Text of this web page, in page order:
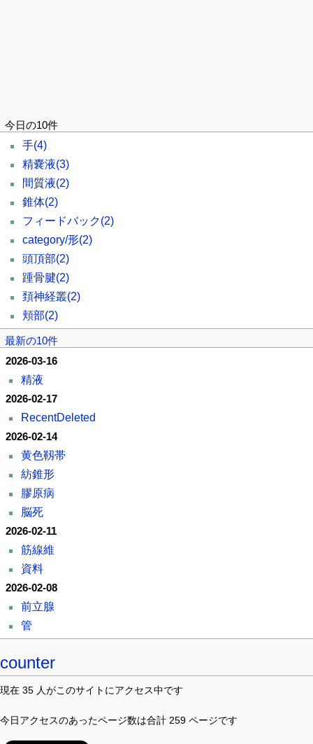
今日の10件
手(4)
精嚢液(3)
間質液(2)
錐体(2)
フィードバック(2)
category/形(2)
頭頂部(2)
踵骨腱(2)
頚神経叢(2)
頬部(2)
最新の10件
2026-03-16
精液
2026-02-17
RecentDeleted
2026-02-14
黄色靱帯
紡錐形
膠原病
脳死
2026-02-11
筋線維
資料
2026-02-08
前立腺
管
counter
現在 35 人がこのサイトにアクセス中です
今日アクセスのあったページ数は合計 259 ページです